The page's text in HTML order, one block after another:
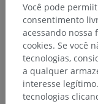
Não hesite em
melhora de
BAIXE O APLICATIVO
Você pode
consentimento
acessando nossa
cookies. Se você
tecnologias,
a qualquer
interesse
tecnologias